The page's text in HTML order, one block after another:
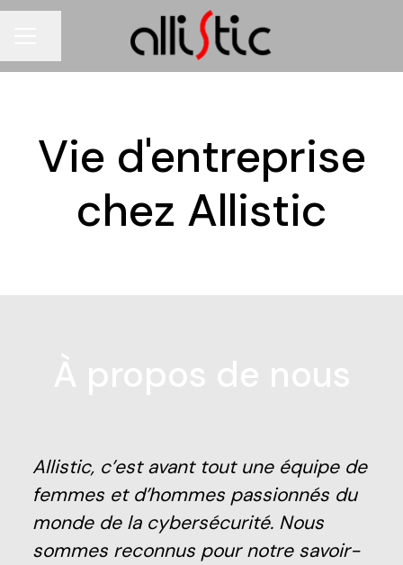
Partager la page
Vie d'entreprise
chez Allistic
Allistic, c’est avant tout une équipe de
femmes et d’hommes passionnés du
monde de la cybersécurité. Nous
sommes reconnus pour notre savoir-